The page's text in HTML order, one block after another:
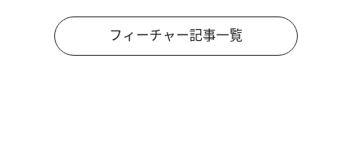
フィーチャー記事一覧